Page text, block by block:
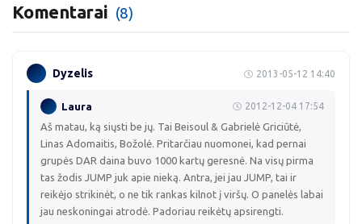
Komentarai (8)
Dyzelis 2013-05-12 14:40
Laura 2012-12-04 17:54
Aš matau, ką siųsti be jų. Tai Beisoul & Gabrielė Griciūtė,
Linas Adomaitis, Božolė. Pritarčiau nuomonei, kad pernai
grupės DAR daina buvo 1000 kartų geresnė. Na visų pirma
tas žodis JUMP juk apie nieką. Antra, jei jau JUMP, tai ir
reikėjo strikinėt, o ne tik rankas kilnot į viršų. O panelės labai
jau neskoningai atrodė. Padoriau reikėtų apsirengti.